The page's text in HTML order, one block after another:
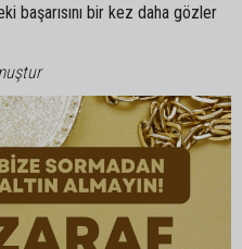
başarısını bir kez daha gözler